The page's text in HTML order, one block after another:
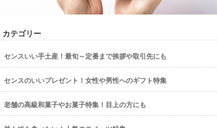
カテゴリー
センスいい手土産！最旬～定番まで挨拶や取引先にも
センスのいいプレゼント！女性や男性へのギフト特集
老舗の高級和菓子やお菓子特集！目上の方にも